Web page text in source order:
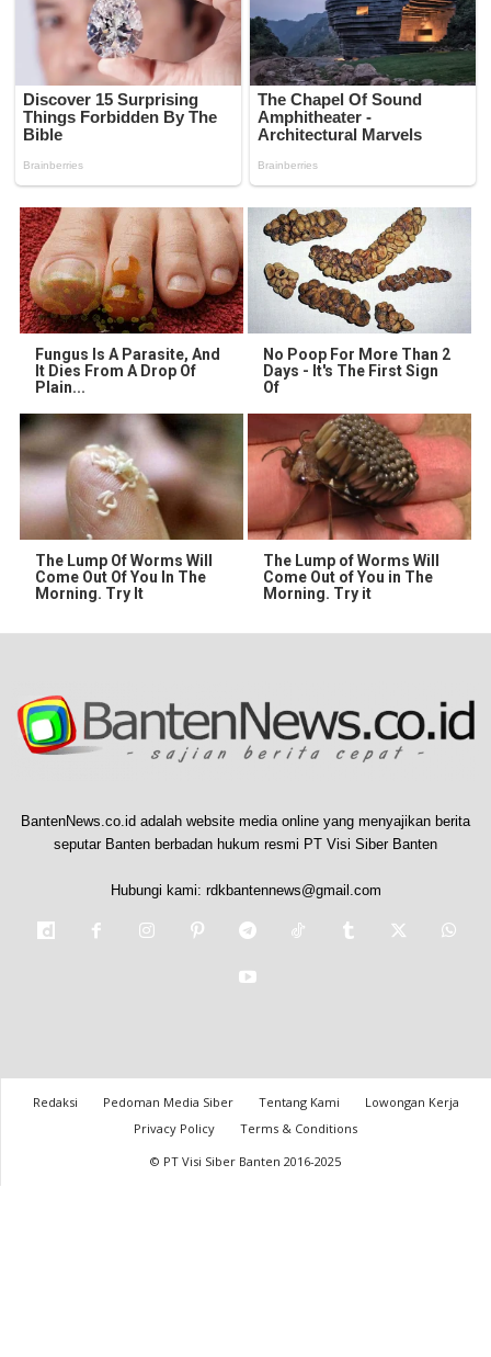
Fungus Is A Parasite, And
It Dies From A Drop Of
Plain...
No Poop For More Than 2
Days - It's The First Sign
Of
The Lump Of Worms Will
Come Out Of You In The
Morning. Try It
The Lump of Worms Will
Come Out of You in The
Morning. Try it
BantenNews.co.id adalah website media online yang menyajikan berita
seputar Banten berbadan hukum resmi PT Visi Siber Banten
Hubungi kami: rdkbantennews@gmail.com
Redaksi Pedoman Media Siber Tentang Kami
Lowongan Kerja
Privacy Policy
Terms & Conditions
© PT Visi Siber Banten 2016-2025